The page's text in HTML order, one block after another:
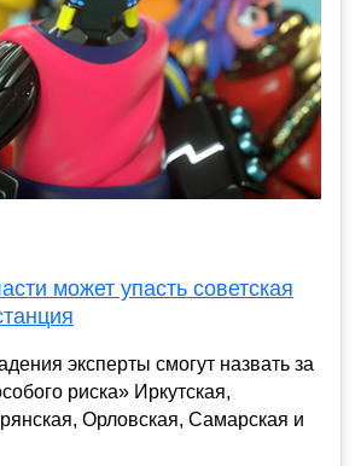
может упасть советская
эксперты смогут назвать за
риска» Иркутская,
Орловская, Самарская и